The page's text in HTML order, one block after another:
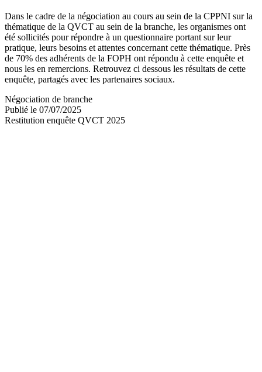
Dans le cadre de la négociation au cours au sein de la CPPNI sur la
thématique de la QVCT au sein de la branche, les organismes ont
été sollicités pour répondre à un questionnaire portant sur leur
pratique, leurs besoins et attentes concernant cette thématique. Près
de 70% des adhérents de la FOPH ont répondu à cette enquête et
nous les en remercions. Retrouvez ci dessous les résultats de cette
enquête, partagés avec les partenaires sociaux.
Négociation de branche
Publié le 07/07/2025
Restitution enquête QVCT 2025